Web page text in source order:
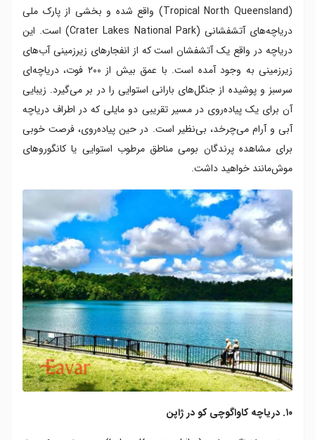
(Tropical North Queensland) واقع شده و بخشی از پارک ملی
دریاچه‌های آتشفشانی (Crater Lakes National Park) است. این
دریاچه در واقع یک آتشفشان است که از انفجارهای زیرزمینی آب‌های
زیرزمینی به وجود آمده است. با عمق بیش از ۲۰۰ فوت، دریاچه‌ای
سرسبز و پوشیده از جنگل‌های بارانی استوایی را در بر می‌گیرد. زیبایی
آن برای یک پیاده‌روی در مسیر تقریبی دو مایلی که در اطراف دریاچه
آبی و آرام می‌چرخد، بی‌نظیر است. در حین پیاده‌روی، فرصت خوبی
برای مشاهده پرندگان بومی مناطق مرطوب استوایی یا کانگوروهای
موش‌مانند خواهید داشت.
۱۰. دریاچه کاواگوچی کو در ژاپن